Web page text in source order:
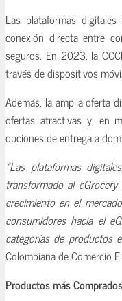
Las plataformas
conexión directa entre
seguros. En 2023, la
través de dispositivos
Además, la amplia oferta
ofertas atractivas y, en
opciones de entrega a
«Las plataformas
transformado al
crecimiento en el
consumidores hacia el
categorías de productos
Colombiana de Comercio
Productos más